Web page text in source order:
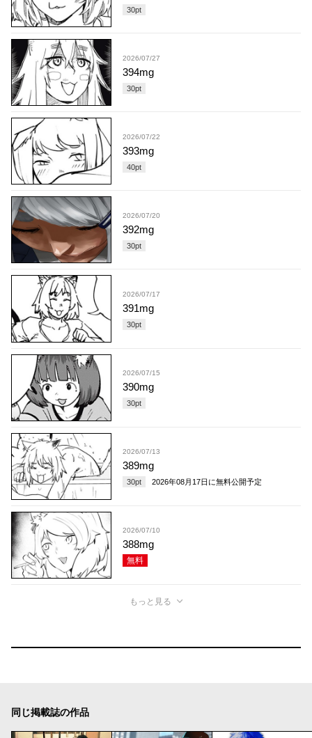
30pt
2026/07/27
394mg
30pt
2026/07/22
393mg
40pt
2026/07/20
392mg
30pt
2026/07/17
391mg
30pt
2026/07/15
390mg
30pt
2026/07/13
389mg
30pt 2026年08月17日 に無料公開予定
2026/07/10
388mg
無料
もっと見る
同じ掲載誌の作品